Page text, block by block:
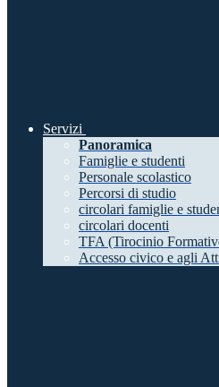
Servizi
Panoramica
Famiglie e studenti
Personale scolastico
Percorsi di studio
circolari famiglie e
circolari docenti
TFA (Tirocinio
Accesso civico e agli